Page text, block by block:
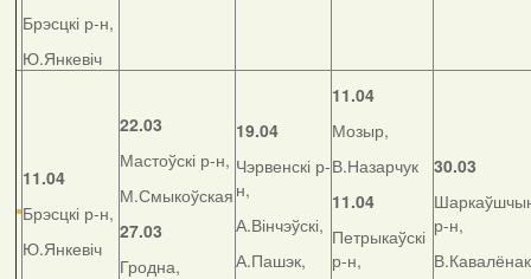
Брэсцкі р-н,
Ю.Янкевіч
11.04
Брэсцкі р-н,
Ю.Янкевіч
22.03
Мастоўскі р-н,
М.Смыкоўская
27.03
Гродна,
19.04
Чэрвенскі р-
н,
А.Вінчэўскі,
А.Пашэк,
11.04
Мозыр,
В.Назарчук
11.04
Петрыкаўскі
р-н,
30.03
р-н,
В.Кавалёнак